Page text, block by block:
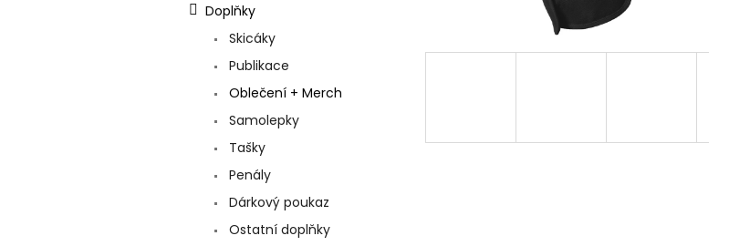
Doplňky
Skicáky
Publikace
Oblečení + Merch
Samolepky
Tašky
Penály
Dárkový poukaz
Ostatní doplňky